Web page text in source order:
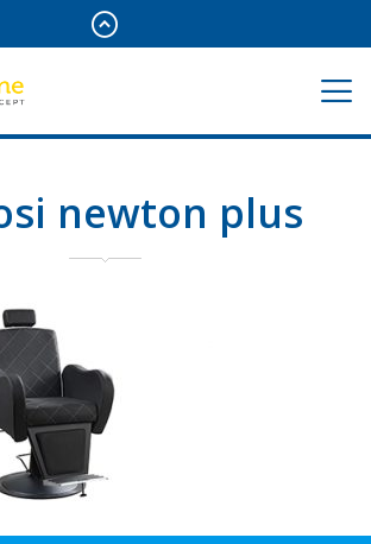
newton plus